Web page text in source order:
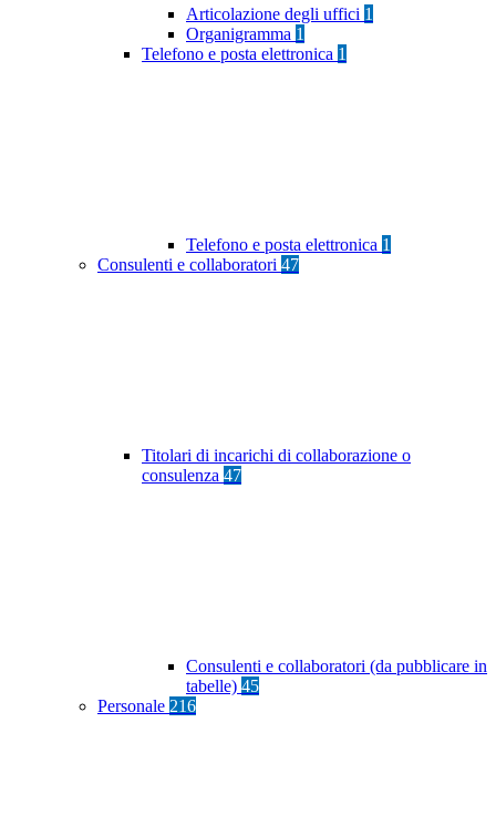
Articolazione degli uffici 1
Organigramma 1
Telefono e posta elettronica 1
Telefono e posta elettronica 1
Consulenti e collaboratori 47
Titolari di incarichi di collaborazione o
consulenza 47
Consulenti e collaboratori (da pubblicare in
tabelle) 45
Personale 216